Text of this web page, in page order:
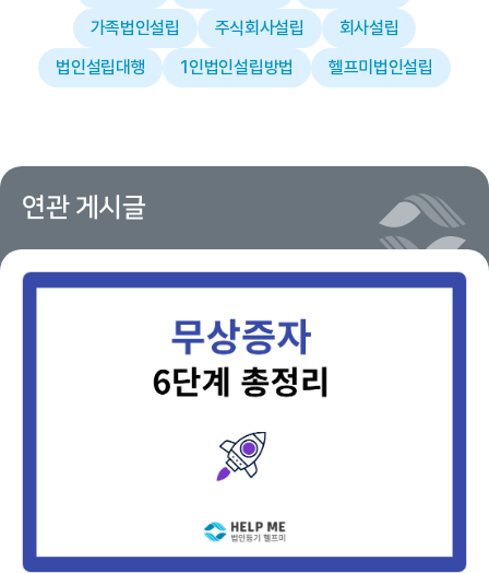
가족법인설립
주식회사설립
회사설립
법인설립대행
1인법인설립방법 헬프미법인설립
연관 게시글